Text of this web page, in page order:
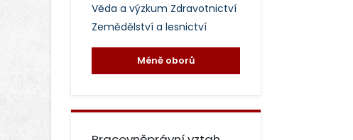
Věda a výzkum Zdravotnictví
Zemědělství a lesnictví
Méně oborů